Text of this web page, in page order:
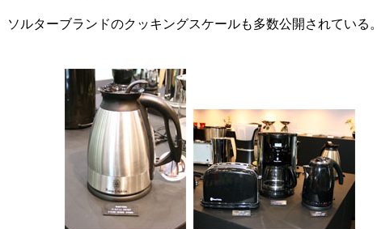
ルターブランドのクッキングスケールも多数公開されている。